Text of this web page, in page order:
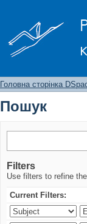
Головна сторінка
Пошук
Filters
Use filters to refine
Current Filters: